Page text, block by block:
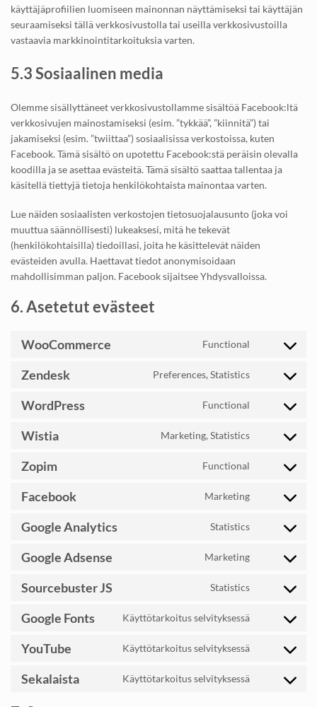
käyttäjäprofiilien luomiseen mainonnan näyttämiseksi tai käyttäjän
seuraamiseksi tällä verkkosivustolla tai useilla verkkosivustoilla
vastaavia markkinointitarkoituksia varten.
5.3 Sosiaalinen media
Olemme sisällyttäneet verkkosivustollamme sisältöä Facebook:ltä
verkkosivujen mainostamiseksi (esim. ”tykkää”, ”kiinnitä”) tai
jakamiseksi (esim. ”twiittaa”) sosiaalisissa verkostoissa, kuten
Facebook. Tämä sisältö on upotettu Facebook:stä peräisin olevalla
koodilla ja se asettaa evästeitä. Tämä sisältö saattaa tallentaa ja
käsitellä tiettyjä tietoja henkilökohtaista mainontaa varten.
Lue näiden sosiaalisten verkostojen tietosuojalausunto (joka voi
muuttua säännöllisesti) lukeaksesi, mitä he tekevät
(henkilökohtaisilla) tiedoillasi, joita he käsittelevät näiden
evästeiden avulla. Haettavat tiedot anonymisoidaan
mahdollisimman paljon. Facebook sijaitsee Yhdysvalloissa.
6. Asetetut evästeet
WooCommerce Functional
Consent
service
Zendesk Preferences, Statistics
Consent
service
WordPress Functional
Consent
service
Wistia Marketing, Statistics
Consent
service
Zopim Functional
Consent
service
Facebook Marketing
Consent
service
Google Analytics Statistics
Consent
service
analytics
Google Adsense Marketing
Consent
service
adsense
Sourcebuster JS Statistics
Consent
service
Google Fonts Käyttötarkoitus selvityksessä
Consent
service
YouTube Käyttötarkoitus selvityksessä
Consent
service
Sekalaista Käyttötarkoitus selvityksessä
Consent